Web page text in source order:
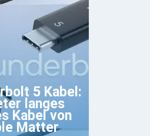
5 Kabel:
langes
Kabel von
Matter